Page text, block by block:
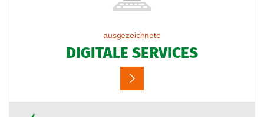
ausgezeichnete
DIGITALE SERVICES